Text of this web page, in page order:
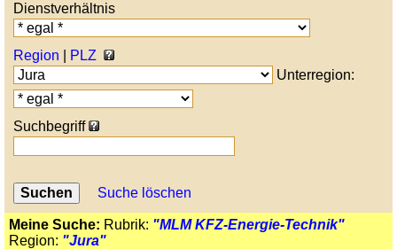
Dienstverhältnis
Region
PLZ
Unterregion:
Suchbegriff
Suche löschen
Meine Suche: Rubrik: "MLM KFZ-Energie-Technik"
Region: "Jura"